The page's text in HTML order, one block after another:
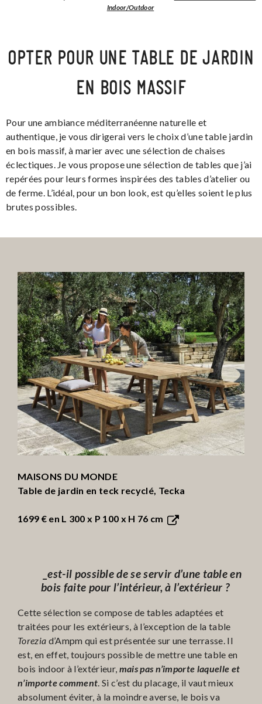
Indoor/Outdoor
OPTER POUR UNE TABLE DE JARDIN
EN BOIS MASSIF
Pour une ambiance méditerranéenne naturelle et
authentique, je vous dirigerai vers le choix d’une table jardin
en bois massif, à marier avec une sélection de chaises
éclectiques. Je vous propose une sélection de tables que j’ai
repérées pour leurs formes inspirées des tables d’atelier ou
de ferme. L’idéal, pour un bon look, est qu’elles soient le plus
brutes possibles.
MAISONS DU MONDE
Table de jardin en teck recyclé, Tecka
1699 €en L 300 x P 100 x H 76 cm
_est-il possible de se servir d’une table en
bois faite pour l’intérieur, à l’extérieur ?
Cette sélection se compose de tables adaptées et
traitées pour les extérieurs, à l’exception de la table
Torezia d’Ampm qui est présentée sur une terrasse. Il
est, en effet, toujours possible de mettre une table en
bois indoor à l’extérieur, mais pas n’importe laquelle et
n’importe comment. Si c’est du placage, il vaut mieux
absolument éviter, à la moindre averse, le bois va